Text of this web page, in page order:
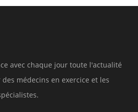
avec chaque jour toute l'actualité
médecins en exercice et les